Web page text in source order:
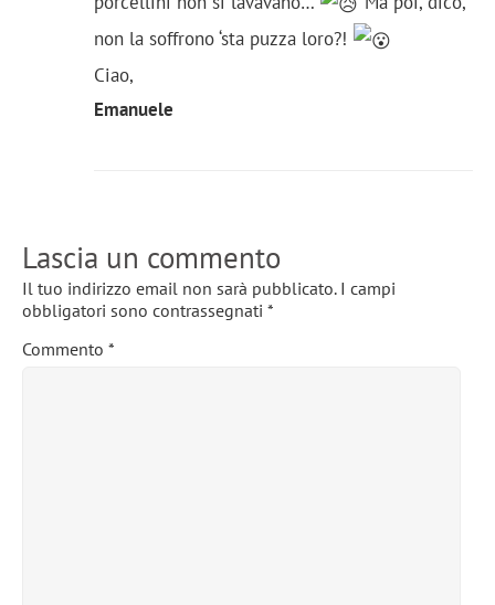
non la soffrono ‘sta puzza loro?!
Ciao,
Emanuele
Lascia un commento
Il tuo indirizzo email non sarà pubblicato. I campi
obbligatori sono contrassegnati *
Commento *